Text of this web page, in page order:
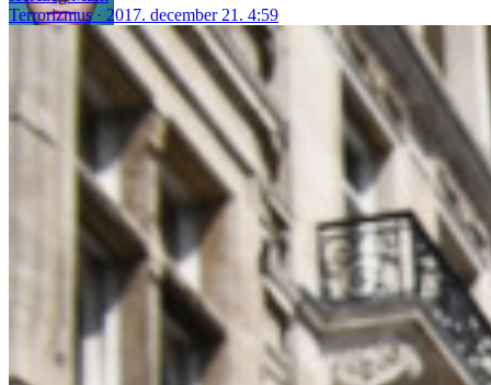
Terrorizmus
2017. december 21. 4:59